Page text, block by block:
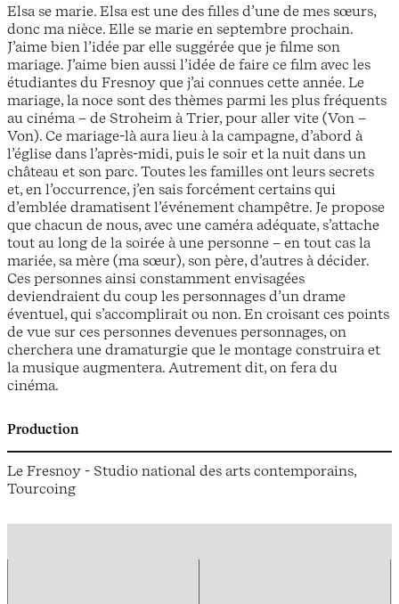
Elsa se marie. Elsa est une des filles d’une de mes sœurs,
donc ma nièce. Elle se marie en septembre prochain.
J’aime bien l’idée par elle suggérée que je filme son
mariage. J’aime bien aussi l’idée de faire ce film avec les
étudiantes du Fresnoy que j’ai connues cette année. Le
mariage, la noce sont des thèmes parmi les plus fréquents
au cinéma – de Stroheim à Trier, pour aller vite (Von –
Von). Ce mariage-là aura lieu à la campagne, d’abord à
l’église dans l’après-midi, puis le soir et la nuit dans un
château et son parc. Toutes les familles ont leurs secrets
et, en l’occurrence, j’en sais forcément certains qui
d’emblée dramatisent l’événement champêtre. Je propose
que chacun de nous, avec une caméra adéquate, s’attache
tout au long de la soirée à une personne – en tout cas la
mariée, sa mère (ma sœur), son père, d’autres à décider.
Ces personnes ainsi constamment envisagées
deviendraient du coup les personnages d’un drame
éventuel, qui s’accomplirait ou non. En croisant ces points
de vue sur ces personnes devenues personnages, on
cherchera une dramaturgie que le montage construira et
la musique augmentera. Autrement dit, on fera du
cinéma.
Production
Le Fresnoy - Studio national des arts contemporains,
Tourcoing